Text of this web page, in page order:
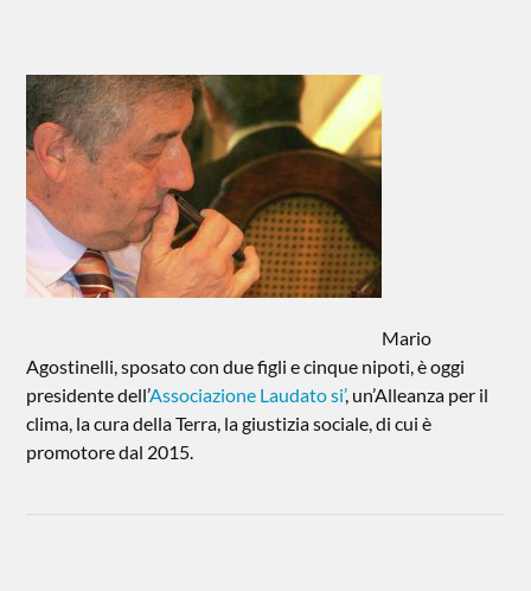
Mario
Agostinelli, sposato con due figli e cinque nipoti, è oggi
presidente dell’Associazione Laudato si’, un’Alleanza per il
clima, la cura della Terra, la giustizia sociale, di cui è
promotore dal 2015.